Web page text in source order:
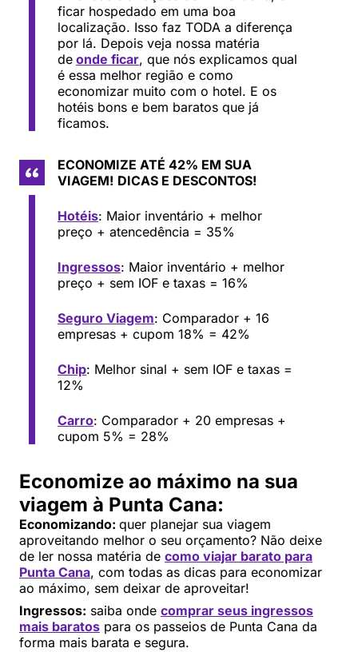
ficar hospedado em uma boa
localização. Isso faz TODA a diferença
por lá. Depois veja nossa matéria
de onde ficar, que nós explicamos qual
é essa melhor região e como
economizar muito com o hotel. E os
hotéis bons e bem baratos que já
ficamos.
ECONOMIZE ATÉ 42% EM SUA
VIAGEM! DICAS E DESCONTOS!
Hotéis: Maior inventário + melhor
preço + atencedência = 35%
Ingressos: Maior inventário + melhor
preço + sem IOF e taxas = 16%
Seguro Viagem: Comparador + 16
empresas + cupom 18% = 42%
Chip: Melhor sinal + sem IOF e taxas =
12%
Carro: Comparador + 20 empresas +
cupom 5% = 28%
Economize ao máximo na sua
viagem à Punta Cana:
Economizando: quer planejar sua viagem
aproveitando melhor o seu orçamento? Não deixe
de ler nossa matéria de como viajar barato para
Punta Cana, com todas as dicas para economizar
ao máximo, sem deixar de aproveitar!
Ingressos: saiba onde comprar seus ingressos
mais baratos para os passeios de Punta Cana da
forma mais barata e segura.